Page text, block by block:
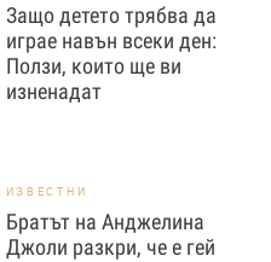
Защо детето трябва да
играе навън всеки ден:
Ползи, които ще ви
изненадат
ИЗВЕСТНИ
Братът на Анджелина
Джоли разкри, че е гей